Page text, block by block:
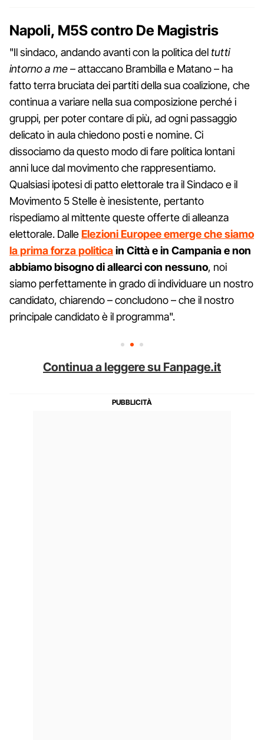
Napoli, M5S contro De Magistris
"Il sindaco, andando avanti con la politica deltutti
intorno a me– attaccano Brambilla e Matano – ha
fatto terra bruciata dei partiti della sua coalizione, che
continua a variare nella sua composizione perché i
gruppi, per poter contare di più, ad ogni passaggio
delicato in aula chiedono posti e nomine. Ci
dissociamo da questo modo di fare politica lontani
anni luce dal movimento che rappresentiamo.
Qualsiasi ipotesi di patto elettorale tra il Sindaco e il
Movimento 5 Stelle è inesistente, pertanto
rispediamo al mittente queste offerte di alleanza
elettorale. DalleElezioni Europee emerge che siamo
la prima forza politicain Città e in Campania e non
abbiamo bisogno di allearci con nessuno, noi
siamo perfettamente in grado di individuare un nostro
candidato, chiarendo – concludono – che il nostro
principale candidato è il programma".
Continua a leggere su Fanpage.it